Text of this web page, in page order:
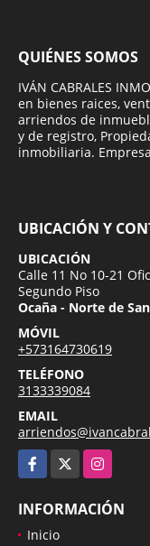
QUIÉNES SOMOS
IVÁN CABRALES
en bienes raices,
arriendos de
y de registro,
inmobiliaria.
UBICACIÓN Y
UBICACIÓN
Calle 11 No 10-21
Segundo Piso
Ocaña - Norte de
MÓVIL
+573164730619
TELÉFONO
3133339084
EMAIL
Facebook
Instagram
INFORMACIÓN
Inicio